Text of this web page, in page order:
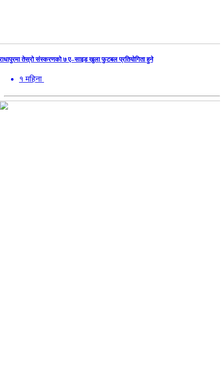
तेस्रो संस्करणको ७ ए–साइड खुला फुटबल प्रतियोगिता हुने
१ महिना